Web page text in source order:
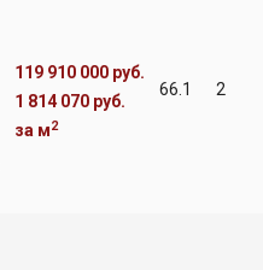
119 910 000 руб.
1 814 070 руб.
за м2
66.1 2